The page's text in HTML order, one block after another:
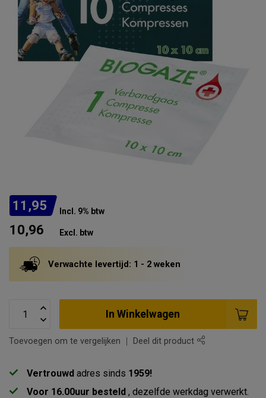
11,95 Incl. 9% btw
10,96 Excl. btw
Verwachte levertijd: 1 - 2 weken
In Winkelwagen
Toevoegen om te vergelijken Deel dit product
Vertrouwd adres sinds 1959!
Voor 16.00uur besteld , dezelfde werkdag verwerkt.